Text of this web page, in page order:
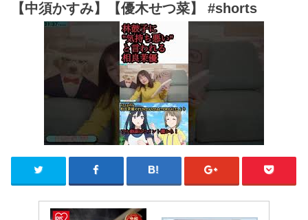
【中須かすみ】【優木せつ菜】 #shorts